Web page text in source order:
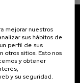
mejorar nuestros
sus hábitos de
perfil de sus
otros sitios. Esto nos
y obtener
y su seguridad.